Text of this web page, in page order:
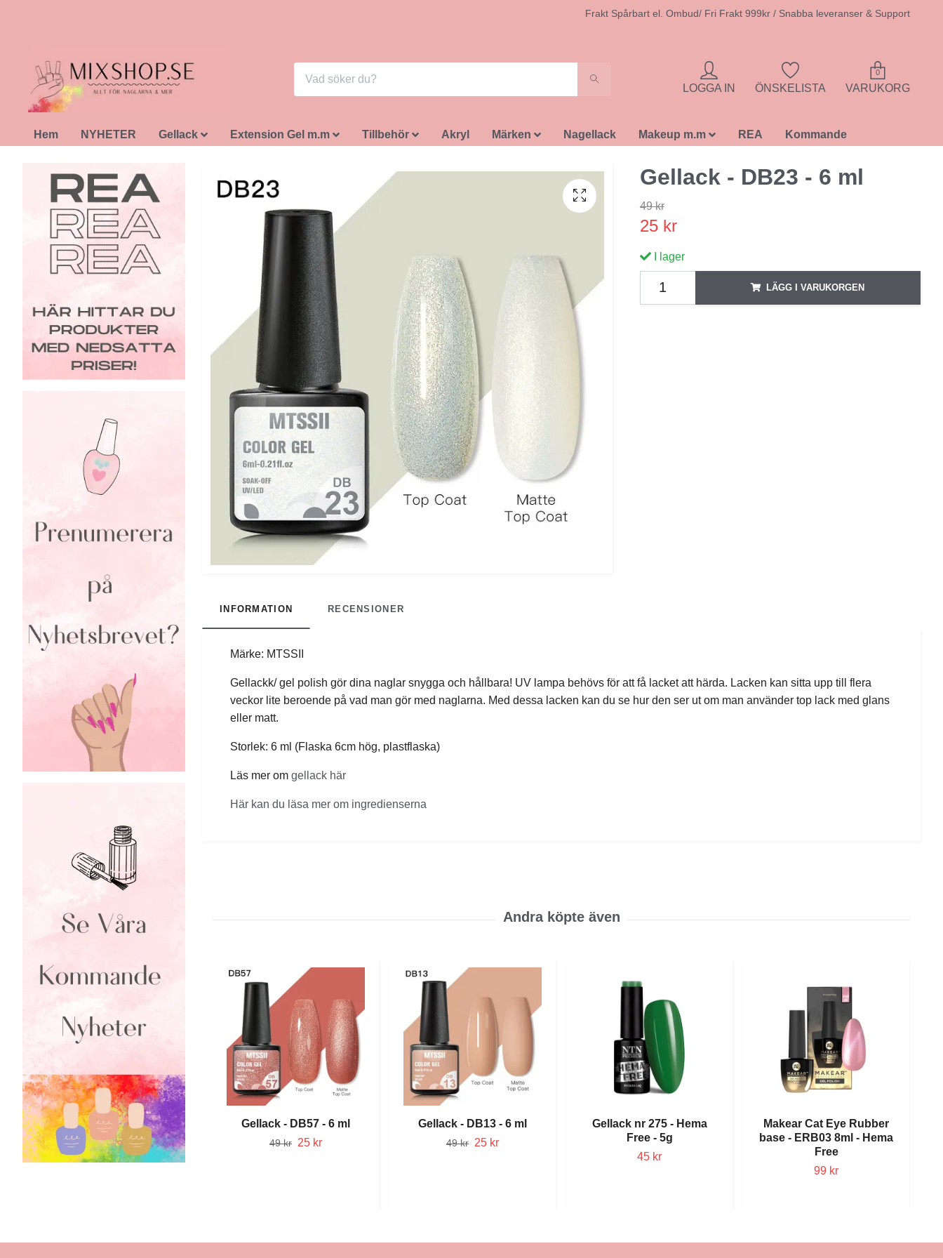
Frakt Spårbart el. Ombud/ Fri Frakt 999kr / Snabba leveranser & Support
LOGGA IN ÖNSKELISTA
0
VARUKORG
Hem NYHETER Gellack Extension Gel m.m Tillbehör Akryl Märken Nagellack Makeup m.m REA Kommande
Gellack - DB23 - 6 ml
49 kr
25 kr
I lager
LÄGG I VARUKORGEN
INFORMATION RECENSIONER
Märke: MTSSII
Gellackk/ gel polish gör dina naglar snygga och hållbara! UV lampa behövs för att få lacket att härda. Lacken kan sitta upp till flera
veckor lite beroende på vad man gör med naglarna. Med dessa lacken kan du se hur den ser ut om man använder top lack med glans
eller matt.
Storlek: 6 ml (Flaska 6cm hög, plastflaska)
Läs mer om gellack här
Här kan du läsa mer om ingredienserna
Gellack - DB57 - 6 ml
49 kr 25 kr
Gellack - DB13 - 6 ml
49 kr 25 kr
Gellack nr 275 - Hema
Free - 5g
45 kr
Makear Cat Eye Rubber
base - ERB03 8ml - Hema
Free
99 kr